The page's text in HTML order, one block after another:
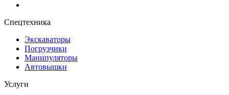
Спецтехника
Экскаваторы
Погрузчики
Манипуляторы
Автовышки
Услуги